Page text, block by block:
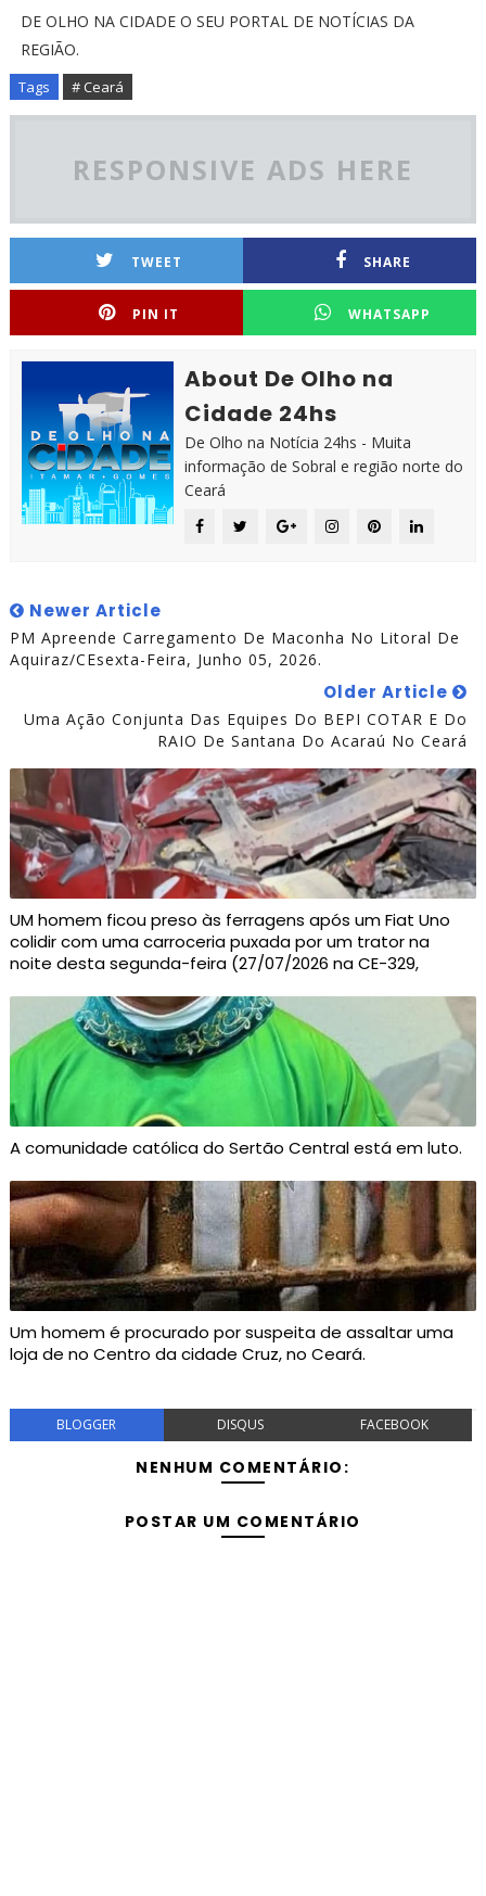
DE OLHO NA CIDADE O SEU PORTAL DE NOTÍCIAS DA
REGIÃO.
Tags # Ceará
RESPONSIVE ADS HERE
TWEET SHARE
PIN IT WHATSAPP
About De Olho na
Cidade 24hs
De Olho na Notícia 24hs - Muita
informação de Sobral e região norte do
Ceará
Newer Article
PM Apreende Carregamento De Maconha No Litoral De
Aquiraz/CEsexta-Feira, Junho 05, 2026.
Older Article
Uma Ação Conjunta Das Equipes Do BEPI COTAR E Do
RAIO De Santana Do Acaraú No Ceará
UM homem ficou preso às ferragens após um Fiat Uno
colidir com uma carroceria puxada por um trator na
noite desta segunda-feira (27/07/2026 na CE-329,
A comunidade católica do Sertão Central está em luto.
Um homem é procurado por suspeita de assaltar uma
loja de no Centro da cidade Cruz, no Ceará.
BLOGGER DISQUS FACEBOOK
NENHUM COMENTÁRIO:
POSTAR UM COMENTÁRIO